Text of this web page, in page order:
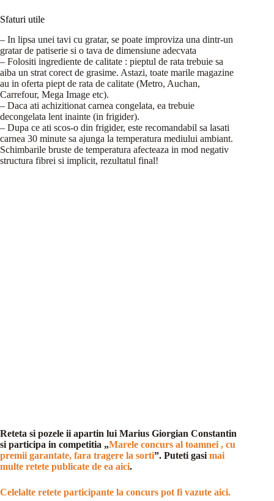
Sfaturi utile
– In lipsa unei tavi cu gratar, se poate improviza una dintr-un
gratar de patiserie si o tava de dimensiune adecvata
– Folositi ingrediente de calitate : pieptul de rata trebuie sa
aiba un strat corect de grasime. Astazi, toate marile magazine
au in oferta piept de rata de calitate (Metro, Auchan,
Carrefour, Mega Image etc).
– Daca ati achizitionat carnea congelata, ea trebuie
decongelata lent inainte (in frigider).
– Dupa ce ati scos-o din frigider, este recomandabil sa lasati
carnea 30 minute sa ajunga la temperatura mediului ambiant.
Schimbarile bruste de temperatura afecteaza in mod negativ
structura fibrei si implicit, rezultatul final!
Reteta si pozele ii apartin lui Marius Giorgian Constantin
si participa in competitia „Marele concurs al toamnei , cu
premii garantate, fara tragere la sorti”. Puteti gasi mai
multe retete publicate de ea aici.
Celelalte retete participante la concurs pot fi vazute aici.